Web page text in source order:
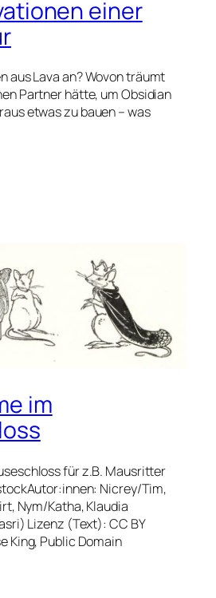
einer
aus Lava an? Wovon träumt
Partner hätte, um Obsidian
etwas zu bauen – was
im
für z.B. Mausritter
Nicrey/Tim,
Nym/Katha, Klaudia
Lizenz (Text): CC BY
King, Public Domain